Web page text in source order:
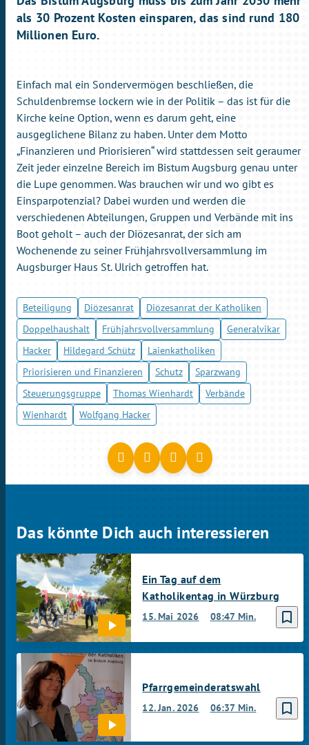
als 30 Prozent Kosten einsparen, das sind rund 180
Millionen Euro.
Einfach mal ein Sondervermögen beschließen, die
Schuldenbremse lockern wie in der Politik – das ist für die
Kirche keine Option, wenn es darum geht, eine
ausgeglichene Bilanz zu haben. Unter dem Motto
„Finanzieren und Priorisieren“ wird stattdessen seit geraumer
Zeit jeder einzelne Bereich im Bistum Augsburg genau unter
die Lupe genommen. Was brauchen wir und wo gibt es
Einsparpotenzial? Dabei wurden und werden die
verschiedenen Abteilungen, Gruppen und Verbände mit ins
Boot geholt – auch der Diözesanrat, der sich am
Wochenende zu seiner Frühjahrsvollversammlung im
Augsburger Haus St. Ulrich getroffen hat.
Beteiligung Diözesanrat
Diözesanrat der Katholiken
Doppelhaushalt
Frühjahrsvollversammlung
Generalvikar
Hacker
Hildegard Schütz
Laienkatholiken
Priorisieren und Finanzieren
Schutz
Sparzwang
Steuerungsgruppe
Thomas Wienhardt
Verbände
Wienhardt
Wolfgang Hacker
Das könnte Dich auch interessieren
bookmark_border
15. Mai 2026 08:47 Min.
Ein Tag auf dem
Katholikentag in Würzburg
bookmark_border
12. Jan. 2026 06:37 Min.
Pfarrgemeinderatswahl